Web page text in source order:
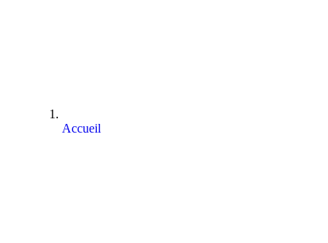
Accueil